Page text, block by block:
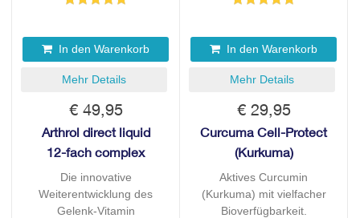
In den Warenkorb
Mehr Details
€ 49,95
Arthrol direct liquid
12-fach complex
Die innovative
Weiterentwicklung des
Gelenk-Vitamin
In den Warenkorb
Mehr Details
€ 29,95
Curcuma Cell-Protect
(Kurkuma)
Aktives Curcumin
(Kurkuma) mit vielfacher
Bioverfügbarkeit.